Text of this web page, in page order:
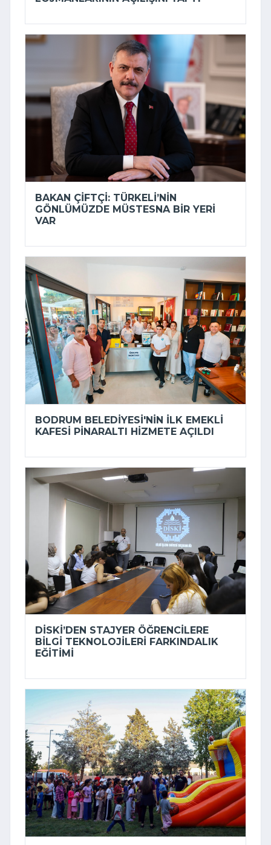
BAKAN ÇIFTÇI: TÜRKELI’NIN
GÖNLÜMÜZDE MÜSTESNA BIR YERI
VAR
BODRUM BELEDIYESI'NIN ILK EMEKLI
KAFESI PINARALTI HIZMETE AÇILDI
DİSKİ’DEN STAJYER ÖĞRENCILERE
BILGI TEKNOLOJILERI FARKINDALIK
EĞITIMI